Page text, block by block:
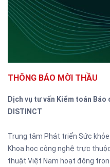
THÔNG BÁO MỜI THẦU
Dịch vụ tư vấn Kiểm toán Báo
DISTINCT
Trung tâm Phát triển Sức
Khoa học công nghệ trực
thuật Việt Nam hoạt động